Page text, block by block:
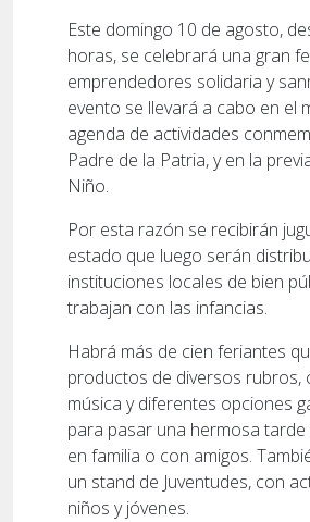
Este domingo 10 de agosto,
horas, se celebrará una gran
emprendedores solidaria y
evento se llevará a cabo en el
agenda de actividades
Padre de la Patria, y en la
Niño.
Por esta razón se recibirán
estado que luego serán
instituciones locales de bien
trabajan con las infancias.
Habrá más de cien feriantes
productos de diversos rubros,
música y diferentes opciones
para pasar una hermosa tarde
en familia o con amigos.
un stand de Juventudes, con
niños y jóvenes.